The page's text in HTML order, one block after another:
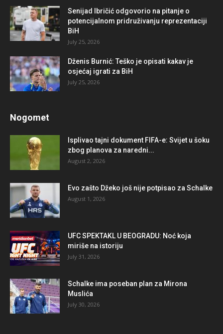
Senijad Ibričić odgovorio na pitanje o
potencijalnom pridruživanju reprezentaciji
BiH
July 25, 2026
Dženis Burnić: Teško je opisati kakav je
osjećaj igrati za BiH
July 25, 2026
Nogomet
Isplivao tajni dokument FIFA-e: Svijet u šoku
zbog planova za naredni...
August 2, 2026
Evo zašto Džeko još nije potpisao za Schalke
August 1, 2026
UFC SPEKTAKL U BEOGRADU: Noć koja
miriše na istoriju
July 31, 2026
Schalke ima poseban plan za Mirona
Muslića
July 30, 2026